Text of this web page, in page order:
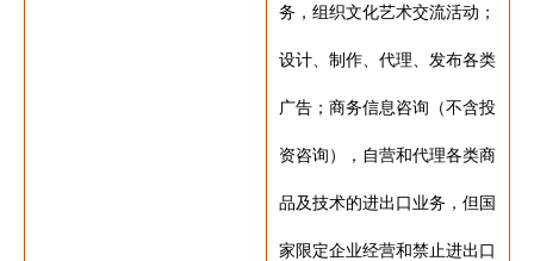
务，组织文化艺术交流活动；
设计、制作、代理、发布各类
广告；商务信息咨询（不含投
资咨询），自营和代理各类商
品及技术的进出口业务，但国
家限定企业经营和禁止进出口